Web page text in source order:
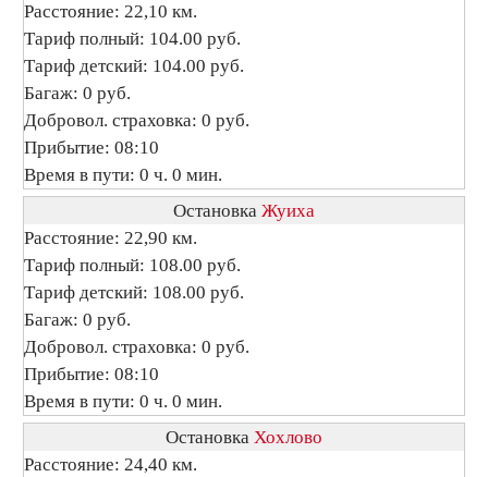
Расстояние: 22,10 км.
Тариф полный: 104.00 руб.
Тариф детский: 104.00 руб.
Багаж: 0 руб.
Добровол. страховка: 0 руб.
Прибытие: 08:10
Время в пути: 0 ч. 0 мин.
Остановка Жуиха
Расстояние: 22,90 км.
Тариф полный: 108.00 руб.
Тариф детский: 108.00 руб.
Багаж: 0 руб.
Добровол. страховка: 0 руб.
Прибытие: 08:10
Время в пути: 0 ч. 0 мин.
Остановка Хохлово
Расстояние: 24,40 км.